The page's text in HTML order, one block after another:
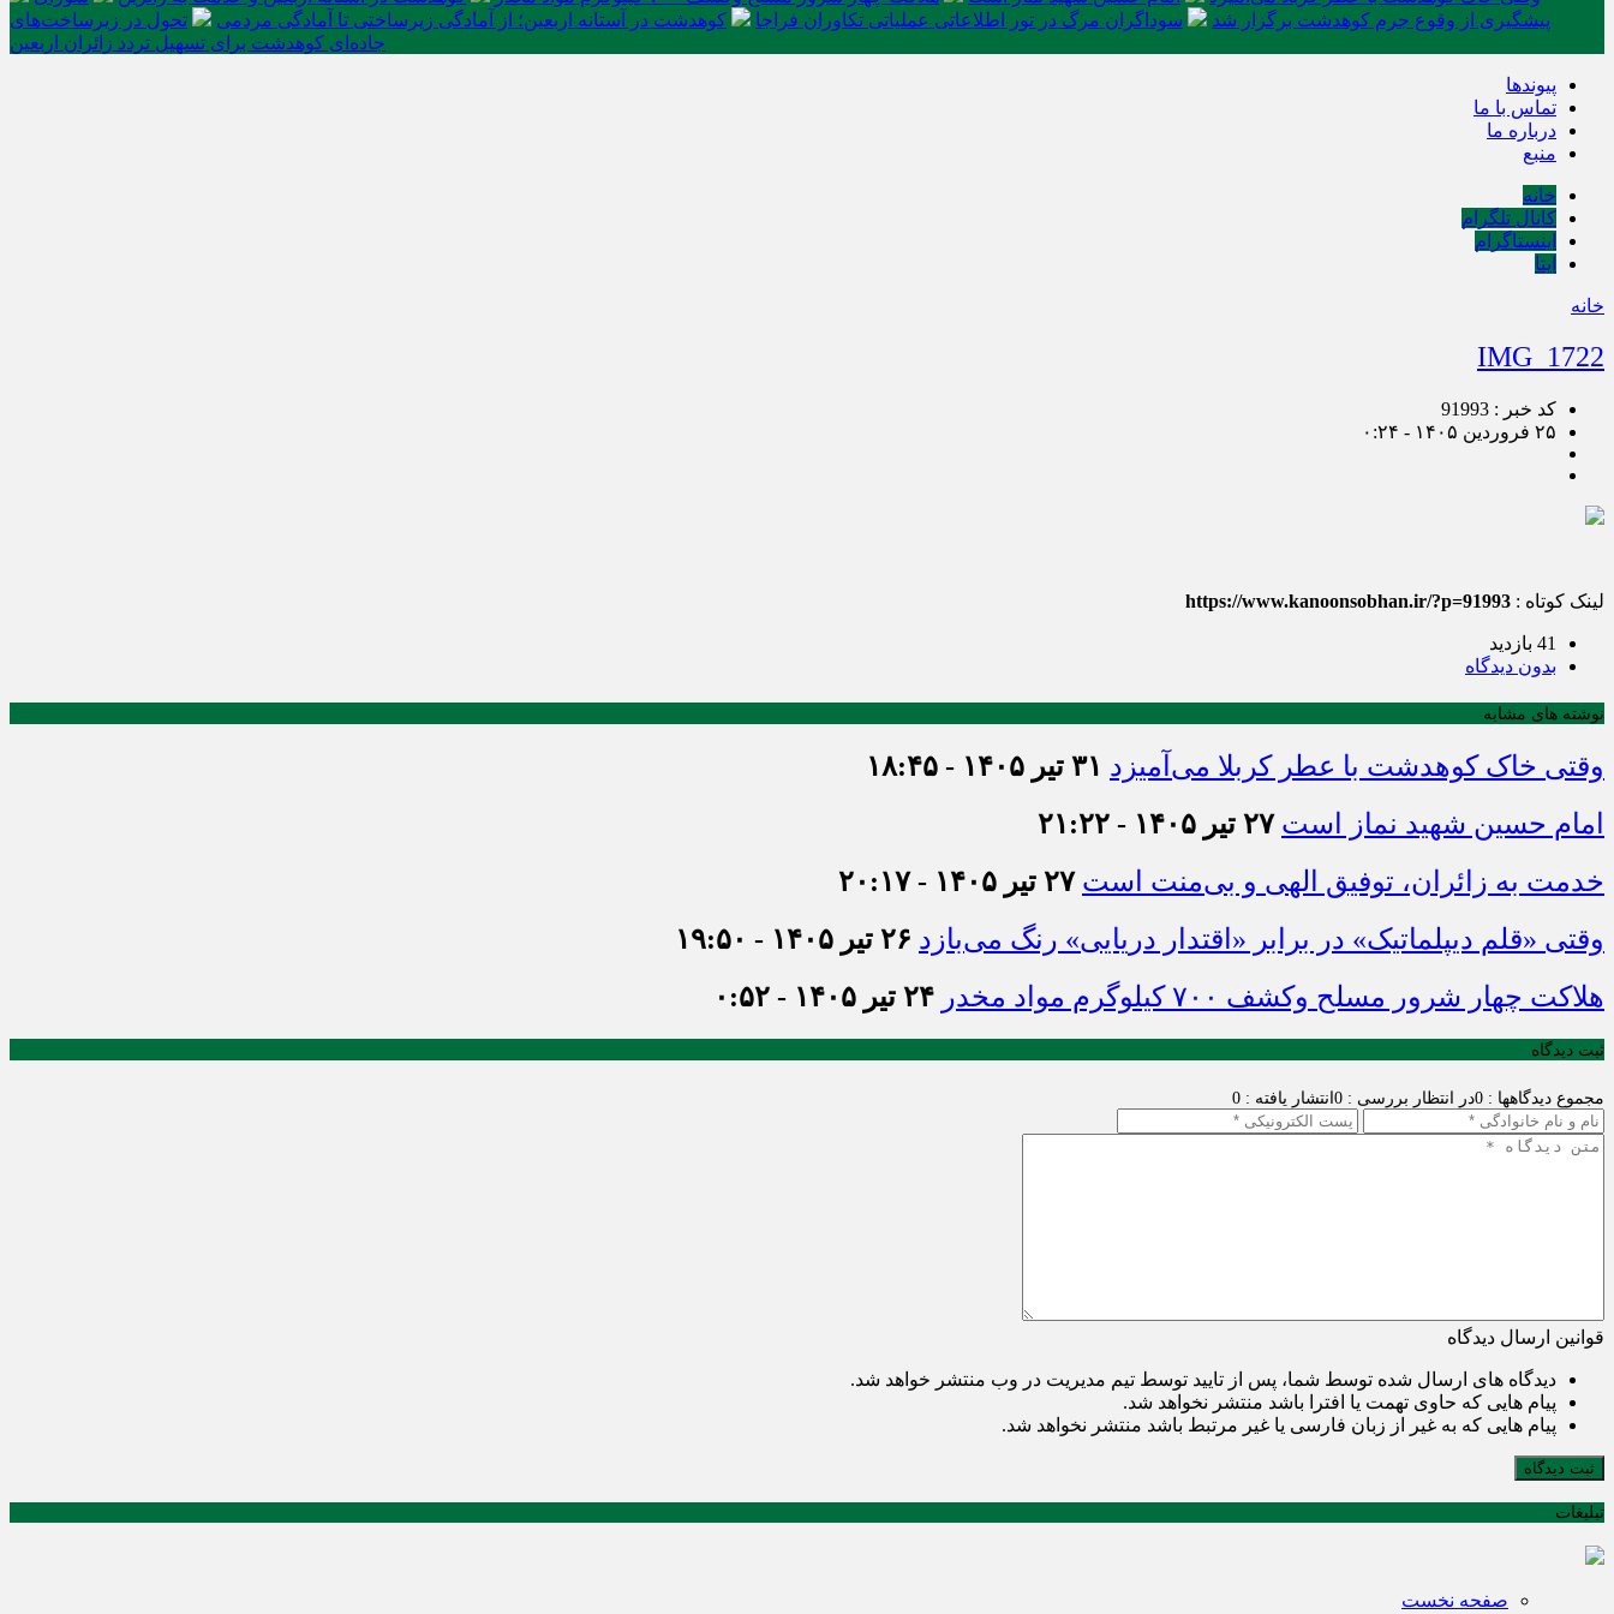
پیشگیری از وقوع جرم کوهدشت برگزار شد
سوداگران مرگ در تور اطلاعاتی عملیاتی تکاوران فراجا کوهدشت در آستانه اربعین؛ از آمادگی زیرساختی تا آمادگی مردمی
تحول در زیرساخت‌های
جاده‌ای کوهدشت برای تسهیل تردد زائران اربعین
پیوندها
تماس با ما
درباره ما
منبع
خانه
کانال تلگرام
اینستاگرام
ایتا
خانه
IMG_1722
کد خبر : 91993
۲۵ فروردین ۱۴۰۵ - ۰:۲۴
لینک کوتاه : https://www.kanoonsobhan.ir/?p=91993
41 بازدید
بدون دیدگاه
نوشته های مشابه
وقتی خاک کوهدشت با عطر کربلا می‌آمیزد ۳۱ تیر ۱۴۰۵ - ۱۸:۴۵
امام حسین شهید نماز است ۲۷ تیر ۱۴۰۵ - ۲۱:۲۲
خدمت به زائران، توفیق الهی و بی‌منت است ۲۷ تیر ۱۴۰۵ - ۲۰:۱۷
وقتی «قلم دیپلماتیک» در برابر «اقتدار دریایی» رنگ می‌بازد ۲۶ تیر ۱۴۰۵ - ۱۹:۵۰
هلاکت چهار شرور مسلح وکشف ۷۰۰ کیلوگرم مواد مخدر
۲۴ تیر ۱۴۰۵ - ۰:۵۲
ثبت دیدگاه
مجموع دیدگاهها : 0 در انتظار بررسی : 0 انتشار یافته : 0
قوانین ارسال دیدگاه
دیدگاه های ارسال شده توسط شما، پس از تایید توسط تیم مدیریت در وب منتشر خواهد شد.
پیام هایی که حاوی تهمت یا افترا باشد منتشر نخواهد شد.
پیام هایی که به غیر از زبان فارسی یا غیر مرتبط باشد منتشر نخواهد شد.
ثبت دیدگاه
تبلیغات
صفحه نخست